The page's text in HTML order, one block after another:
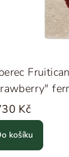
Kč
košíku